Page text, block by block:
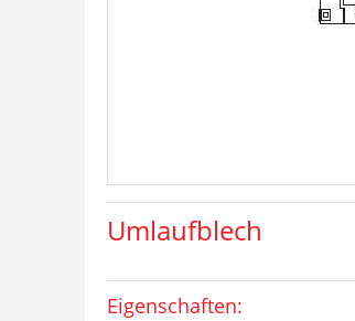
Umlaufblech
Eigenschaften: